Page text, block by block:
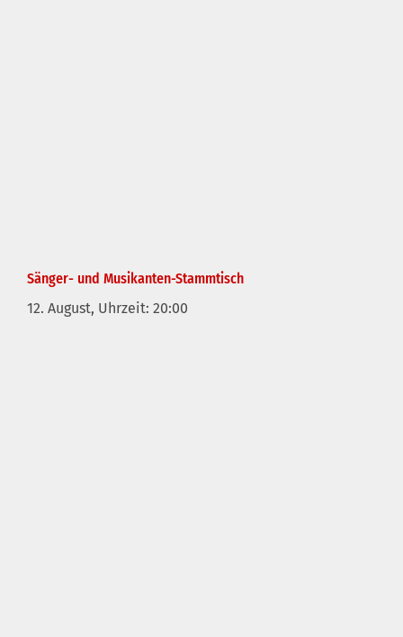
Sänger- und Musikanten-Stammtisch
12. August, Uhrzeit: 20:00